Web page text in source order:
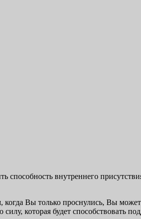
способность внутреннего
Вы только проснулись, Вы
которая будет способствовать